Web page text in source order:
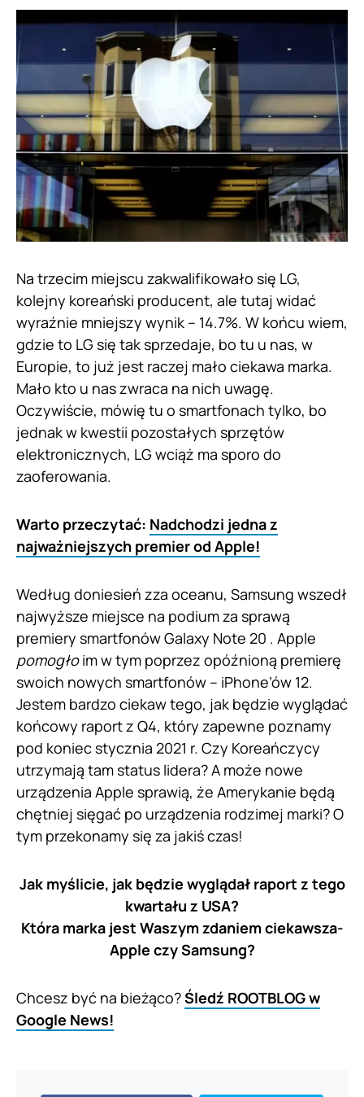
Na trzecim miejscu zakwalifikowało się LG,
kolejny koreański producent, ale tutaj widać
wyraźnie mniejszy wynik – 14.7%. W końcu wiem,
gdzie to LG się tak sprzedaje, bo tu u nas, w
Europie, to już jest raczej mało ciekawa marka.
Mało kto u nas zwraca na nich uwagę.
Oczywiście, mówię tu o smartfonach tylko, bo
jednak w kwestii pozostałych sprzętów
elektronicznych, LG wciąż ma sporo do
zaoferowania.
Warto przeczytać: Nadchodzi jedna z
najważniejszych premier od Apple!
Według doniesień zza oceanu, Samsung wszedł
najwyższe miejsce na podium za sprawą
premiery smartfonów Galaxy Note 20 . Apple
pomogłoim w tym poprzez opóźnioną premierę
swoich nowych smartfonów – iPhone’ów 12.
Jestem bardzo ciekaw tego, jak będzie wyglądać
końcowy raport z Q4, który zapewne poznamy
pod koniec stycznia 2021 r. Czy Koreańczycy
utrzymają tam status lidera? A może nowe
urządzenia Apple sprawią, że Amerykanie będą
chętniej sięgać po urządzenia rodzimej marki? O
tym przekonamy się za jakiś czas!
Jak myślicie, jak będzie wyglądał raport z tego
kwartału z USA?
Która marka jest Waszym zdaniem ciekawsza-
Apple czy Samsung?
Chcesz być na bieżąco?Śledź ROOTBLOG w
Google News!